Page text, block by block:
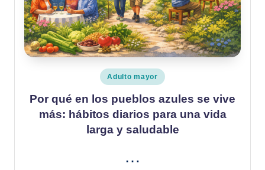
Publicado
en
Adulto mayor
Por qué en los pueblos azules se vive
más: hábitos diarios para una vida
larga y saludable
…